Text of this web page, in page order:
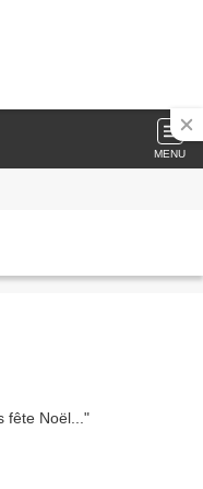
MENU